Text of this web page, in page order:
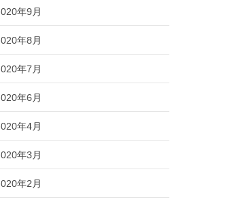
年9月
年8月
年7月
年6月
年4月
年3月
年2月